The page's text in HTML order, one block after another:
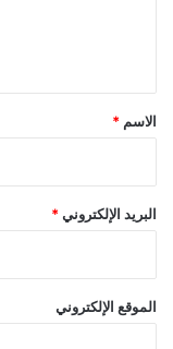
*
الاسم *
البريد الإلكتروني *
الموقع الإلكتروني